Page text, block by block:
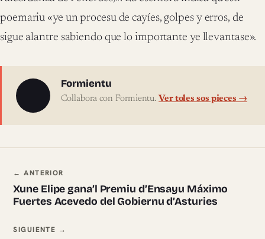
poemariu «ye un procesu de cayíes, golpes y erros, de
sigue alantre sabiendo que lo importante ye llevantase».
Sobre l'autor
Formientu
Collabora con Formientu. Ver toles sos pieces →
Navegación ente pieces
← ANTERIOR
Xune Elipe gana’l Premiu d’Ensayu Máximo
Fuertes Acevedo del Gobiernu d’Asturies
SIGUIENTE →